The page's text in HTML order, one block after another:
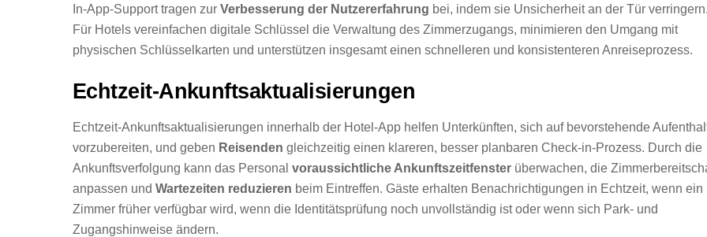
In-App-Support tragen zur Verbesserung der Nutzererfahrung bei, indem sie Unsicherheit an der Tür verringern.
Für Hotels vereinfachen digitale Schlüssel die Verwaltung des Zimmerzugangs, minimieren den Umgang mit
physischen Schlüsselkarten und unterstützen insgesamt einen schnelleren und konsistenteren Anreiseprozess.
Echtzeit-Ankunftsaktualisierungen
Echtzeit-Ankunftsaktualisierungen innerhalb der Hotel-App helfen Unterkünften, sich auf bevorstehende
vorzubereiten, und geben Reisenden gleichzeitig einen klareren, besser planbaren Check-in-Prozess. Durch die
Ankunftsverfolgung kann das Personal voraussichtliche Ankunftszeitfenster überwachen, die
anpassen und Wartezeiten reduzieren beim Eintreffen. Gäste erhalten Benachrichtigungen in Echtzeit, wenn ein
Zimmer früher verfügbar wird, wenn die Identitätsprüfung noch unvollständig ist oder wenn sich Park- und
Zugangshinweise ändern.